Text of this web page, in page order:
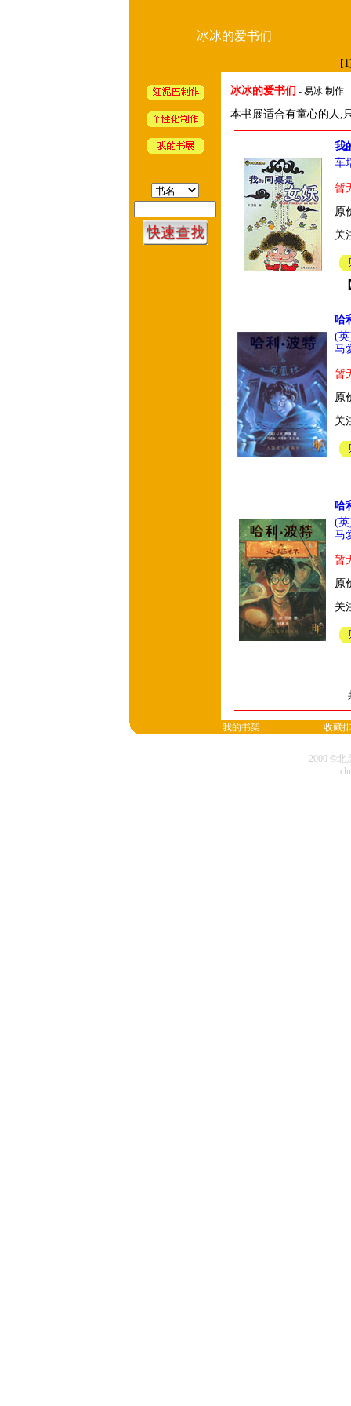
冰冰的爱书们
冰冰的爱书们 - 易冰 制作
本书展适合有童心的人,
我
车
暂
原
关
哈
(英
马
暂
原
关
哈
(英
马
暂
原
关
我的书架 收藏
2000 ©北